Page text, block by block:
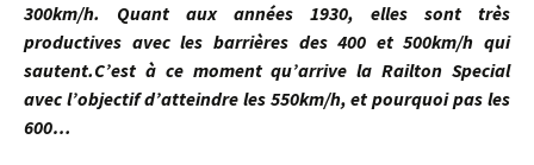
300km/h. Quant aux années 1930, elles sont très
productives avec les barrières des 400 et 500km/h qui
sautent.C’est à ce moment qu’arrive la Railton Special
avec l’objectif d’atteindre les 550km/h, et pourquoi pas les
600…